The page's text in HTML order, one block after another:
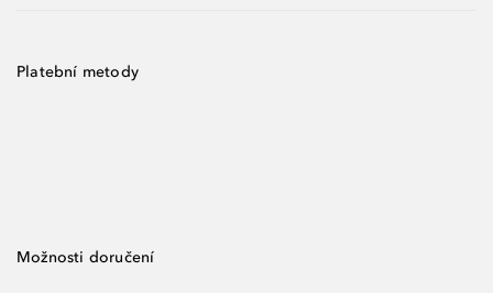
Platební metody
Možnosti doručení